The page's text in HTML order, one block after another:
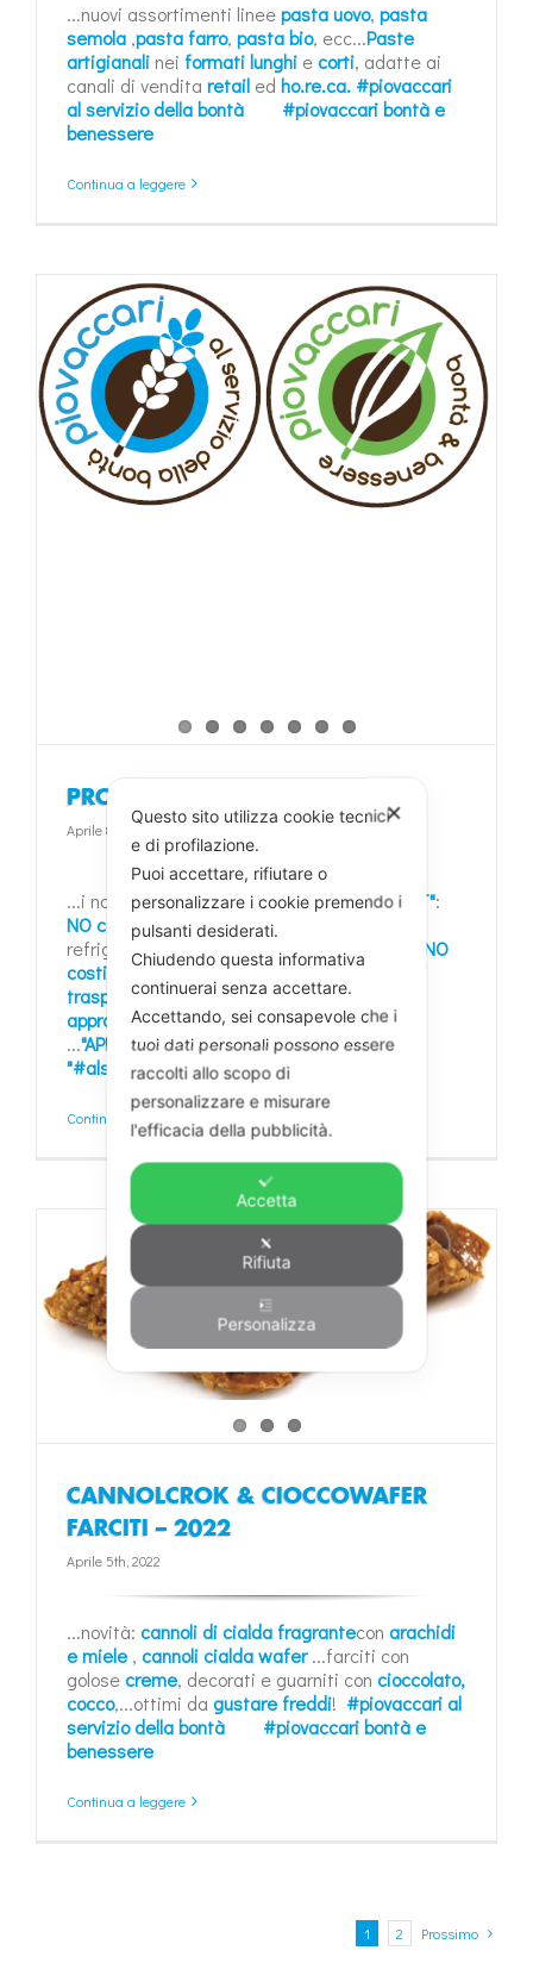
...nuovi assortimenti lineepasta uovo, pasta
semola ,pasta farro, pasta bio, ecc...Paste
artigianali nei formati lunghi ecorti, adatte ai
canali di vendita retail ed ho.re.ca. #piovaccari
al servizio della bontà
#piovaccari bontà e
benessere
Continua a leggere
PRODOTTI “EASY – LOW COST”
Aprile 8th, 2022
...i nostri sono"PRODOTTI EASY- LOW COST":
NO costi energetici di conservazione
refrigerata, NO costi energetici di cottura, NO
costi di stoccaggio-esposizione,NO costi di
trasporto,NO costi e tempi di
approvvigionamento : pensiamo a tutto noi!
..."APRI - VENDI - GUADAGNI "!!!"#Piovaccari
"#alserviziodellabonta"#bontaebenessere
Continua a leggere
CANNOLCROK & CIOCCOWAFER
FARCITI – 2022
Aprile 5th, 2022
...novità: cannoli di cialda fragrantecon arachidi
e miele , cannoli cialda wafer...farciti con
golosecreme, decorati e guarniti con cioccolato,
cocco,...ottimi da gustare freddi! #piovaccari al
servizio della bontà
#piovaccari bontà e
benessere
Continua a leggere
1 2 Prossimo
✕
Questo sito utilizza cookie tecnici
e di profilazione.
Puoi accettare, rifiutare o
personalizzare i cookie premendo i
pulsanti desiderati.
Chiudendo questa informativa
continuerai senza accettare.
Accettando, sei consapevole che i
tuoi dati personali possono essere
raccolti allo scopo di
personalizzare e misurare
l'efficacia della pubblicità.
Accetta
Rifiuta
Personalizza